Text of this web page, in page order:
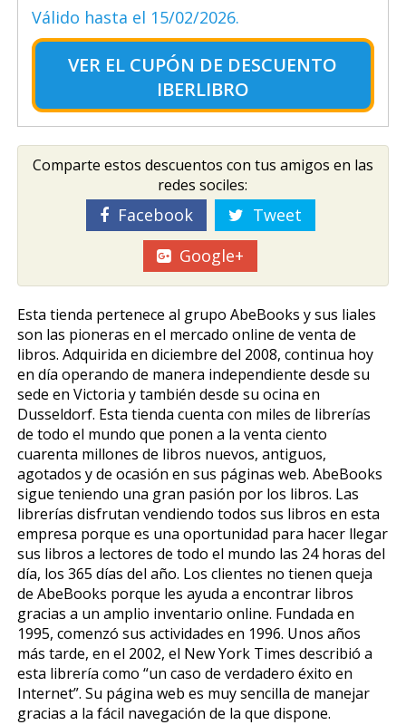
Válido hasta el 15/02/2026.
VER EL CUPÓN DE DESCUENTO
IBERLIBRO
Comparte estos descuentos con tus amigos en las
redes sociles:
Facebook
Tweet
Google+
Esta tienda pertenece al grupo AbeBooks y sus filiales
son las pioneras en el mercado online de venta de
libros. Adquirida en diciembre del 2008, continua hoy
en día operando de manera independiente desde su
sede en Victoria y también desde su oficina en
Dusseldorf. Esta tienda cuenta con miles de librerías
de todo el mundo que ponen a la venta ciento
cuarenta millones de libros nuevos, antiguos,
agotados y de ocasión en sus páginas web. AbeBooks
sigue teniendo una gran pasión por los libros. Las
librerías disfrutan vendiendo todos sus libros en esta
empresa porque es una oportunidad para hacer llegar
sus libros a lectores de todo el mundo las 24 horas del
día, los 365 días del año. Los clientes no tienen queja
de AbeBooks porque les ayuda a encontrar libros
gracias a un amplio inventario online. Fundada en
1995, comenzó sus actividades en 1996. Unos años
más tarde, en el 2002, el New York Times describió a
esta librería como “un caso de verdadero éxito en
Internet”. Su página web es muy sencilla de manejar
gracias a la fácil navegación de la que dispone.